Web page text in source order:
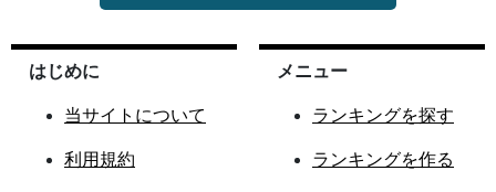
はじめに
当サイトについて
利用規約
メニュー
ランキングを探す
ランキングを作る